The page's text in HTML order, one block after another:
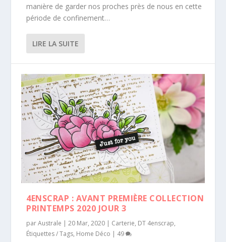
manière de garder nos proches près de nous en cette
période de confinement…
LIRE LA SUITE
4ENSCRAP : AVANT PREMIÈRE COLLECTION
PRINTEMPS 2020 JOUR 3
parAustrale |20 Mar, 2020 | Carterie, DT 4enscrap,
Étiquettes / Tags, Home Déco | 49